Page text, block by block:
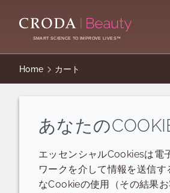
ン
を
ー
ス
SMART SCIENCE TO IMPROVE LIVES™
Home カート
Yourbasket
現在カートにはいっているアイテ
あなたの
エッセンシャルCookiesは電
ワークを介して情報を送信す
なCookieの使用（その結果